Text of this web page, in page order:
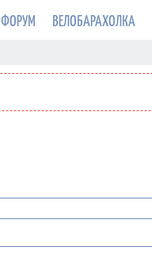
ФОРУМ ВЕЛОБАРАХОЛКА